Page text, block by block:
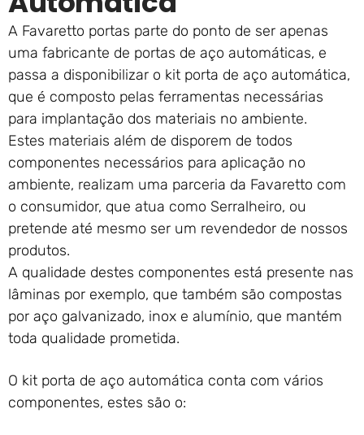
A Favaretto portas parte do ponto de ser apenas
uma fabricante de portas de aço automáticas, e
passa a disponibilizar o kit porta de aço automática,
que é composto pelas ferramentas necessárias
para implantação dos materiais no ambiente.
Estes materiais além de disporem de todos
componentes necessários para aplicação no
ambiente, realizam uma parceria da Favaretto com
o consumidor, que atua como Serralheiro, ou
pretende até mesmo ser um revendedor de nossos
produtos.
A qualidade destes componentes está presente nas
lâminas por exemplo, que também são compostas
por aço galvanizado, inox e alumínio, que mantém
toda qualidade prometida.
O kit porta de aço automática conta com vários
componentes, estes são o: